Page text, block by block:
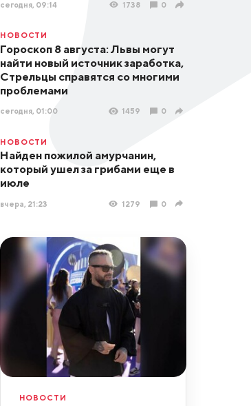
сегодня, 09:14 1738 0
НОВОСТИ
Гороскоп 8 августа: Львы могут
найти новый источник заработка,
Стрельцы справятся со многими
проблемами
сегодня, 01:00 1459 0
НОВОСТИ
Найден пожилой амурчанин,
который ушел за грибами еще в
июле
вчера, 21:23 1279 0
НОВОСТИ